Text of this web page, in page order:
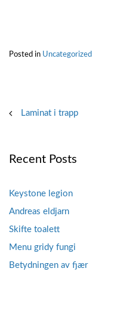
Posted in Uncategorized
PostLaminat i trapp
Recent Posts
Keystone legion
Andreas eldjarn
Skifte toalett
Menu gridy fungi
Betydningen av fjær